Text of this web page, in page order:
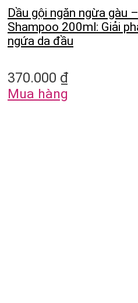
Dầu gội ngăn ngừa gàu
Shampoo 200ml: Giải
ngứa da đầu
370.000 ₫
Mua hàng